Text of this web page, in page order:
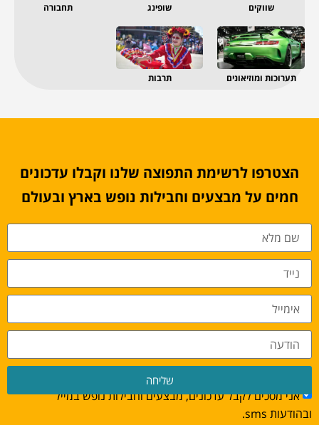
שווקים שופינג תחבורה
תערוכות ומוזיאונים תרבות
הצטרפו לרשימת התפוצה שלנו וקבלו עדכונים
חמים על מבצעים וחבילות נופש בארץ ובעולם
אני מסכים לקבל עדכונים, מבצעים וחבילות נופש במייל
ובהודעות sms.
שליחה